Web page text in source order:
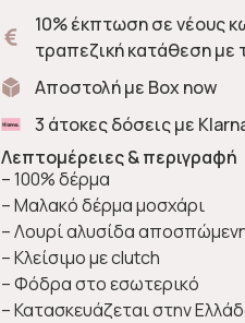
10% έκπτωση σε νέους
τραπεζική κατάθεση με
Αποστολή με Box now
3 άτοκες δόσεις με
Λεπτομέρειες & περιγραφή
– 100% δέρμα
– Μαλακό δέρμα μοσχάρι
– Λουρί αλυσίδα
– Κλείσιμο με clutch
– Φόδρα στο εσωτερικό
– Κατασκευάζεται στην